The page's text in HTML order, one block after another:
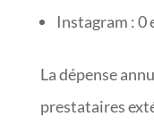
Instagram : 0
La dépense
prestataires